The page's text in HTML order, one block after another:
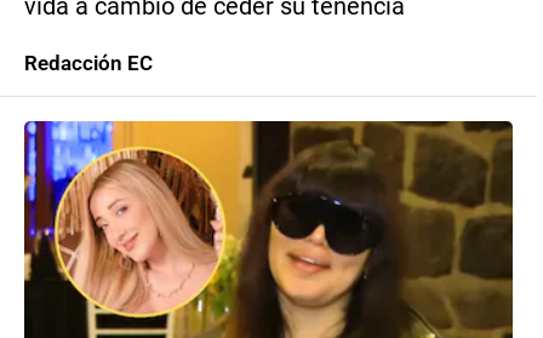
vida a cambio de ceder su tenencia
Redacción EC